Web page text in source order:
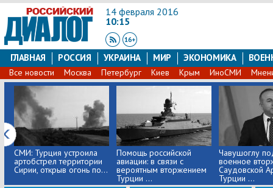
14 февраля 2016
10:15
ГЛАВНАЯ РОССИЯ УКРАИНА МИР ЭКОНОМИКА
Все новости Москва Петербург Киев Крым ИноСМИ
СМИ: Турция устроила
артобстрел территории
Сирии, открыв огонь по...
Помощь российской
авиации: в связи с
вероятным вторжением
Турции ...
Чавушоглу
военное
Саудовской
Турции ...